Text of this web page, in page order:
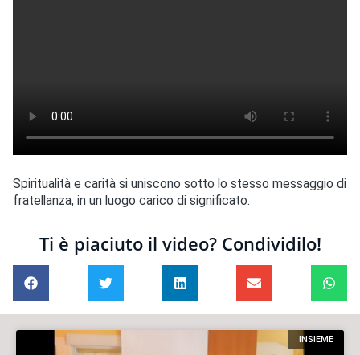
Spiritualità e carità si uniscono sotto lo stesso messaggio di
fratellanza, in un luogo carico di significato.
Ti è piaciuto il video? Condividilo!
INSIEME